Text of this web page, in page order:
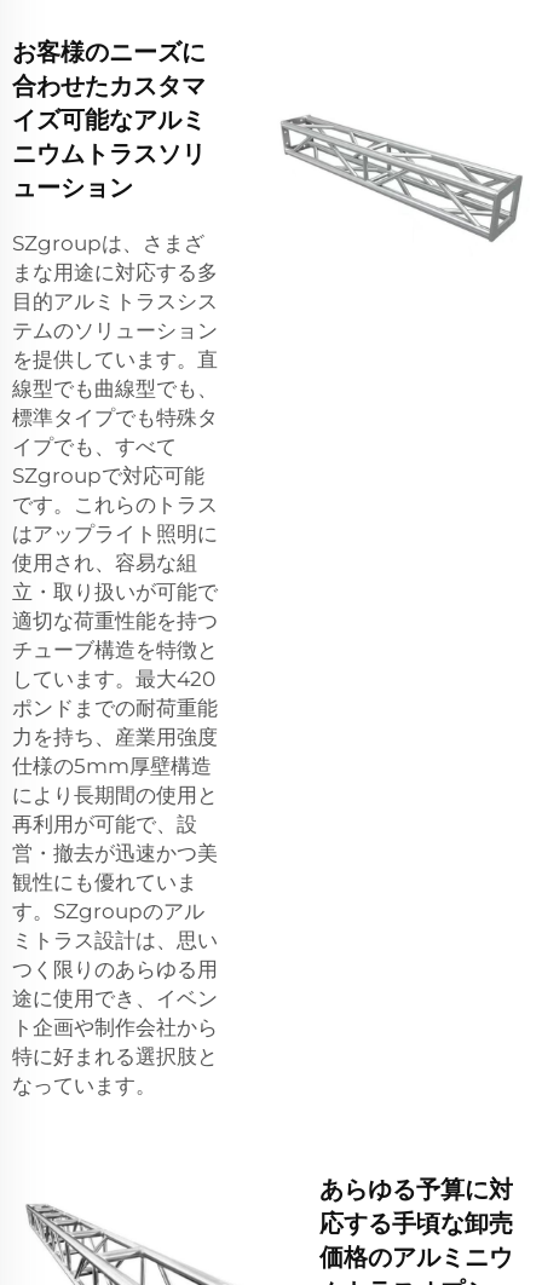
お客様のニーズに
合わせたカスタマ
イズ可能なアルミ
ニウムトラスソリ
ューション
SZgroupは、さまざ
まな用途に対応する多
目的アルミトラスシス
テムのソリューション
を提供しています。直
線型でも曲線型でも、
標準タイプでも特殊タ
イプでも、すべて
SZgroupで対応可能
です。これらのトラス
はアップライト照明に
使用され、容易な組
立・取り扱いが可能で
適切な荷重性能を持つ
チューブ構造を特徴と
しています。最大420
ポンドまでの耐荷重能
力を持ち、産業用強度
仕様の5mm厚壁構造
により長期間の使用と
再利用が可能で、設
営・撤去が迅速かつ美
観性にも優れていま
す。SZgroupのアル
ミトラス設計は、思い
つく限りのあらゆる用
途に使用でき、イベン
ト企画や制作会社から
特に好まれる選択肢と
なっています。
あらゆる予算に対
応する手頃な卸売
価格のアルミニウ